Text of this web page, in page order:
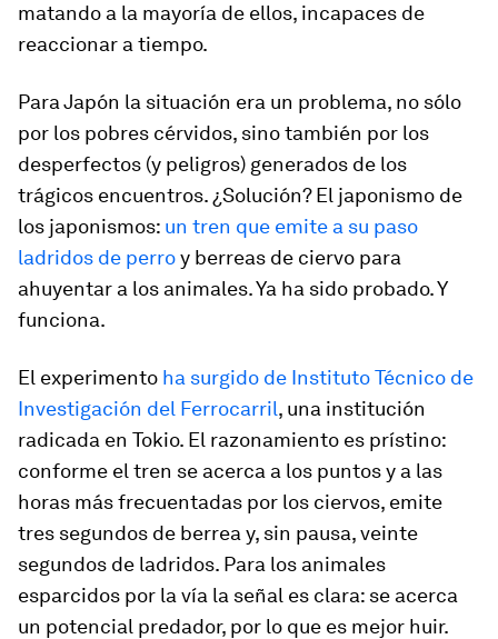
matando a la mayoría de ellos, incapaces de
reaccionar a tiempo.
Para Japón la situación era un problema, no sólo
por los pobres cérvidos, sino también por los
desperfectos (y peligros) generados de los
trágicos encuentros. ¿Solución? El japonismo de
los japonismos: un tren que emite a su paso
ladridos de perroy berreas de ciervo para
ahuyentar a los animales. Ya ha sido probado. Y
funciona.
El experimento ha surgido de Instituto Técnico de
Investigación del Ferrocarril, una institución
radicada en Tokio. El razonamiento es prístino:
conforme el tren se acerca a los puntos y a las
horas más frecuentadas por los ciervos, emite
tres segundos de berrea y, sin pausa, veinte
segundos de ladridos. Para los animales
esparcidos por la vía la señal es clara: se acerca
un potencial predador, por lo que es mejor huir.